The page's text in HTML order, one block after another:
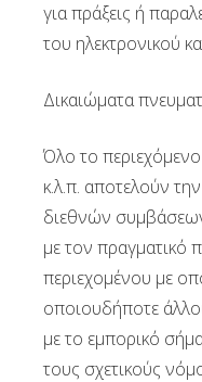
για πράξεις ή
του ηλεκτρονικού
Δικαιώματα
Όλο το
κ.λ.π. αποτελούν
διεθνών
με τον πραγματικό
περιεχομένου με
οποιουδήποτε
με το εμπορικό
τους σχετικούς